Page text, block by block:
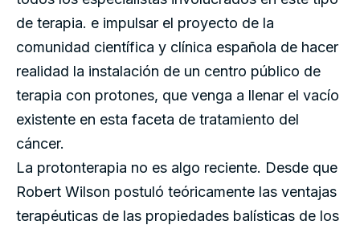
de terapia. e impulsar el proyecto de la
comunidad científica y clínica española de hacer
realidad la instalación de un centro público de
terapia con protones, que venga a llenar el vacío
existente en esta faceta de tratamiento del
cáncer.
La protonterapia no es algo reciente. Desde que
Robert Wilson postuló teóricamente las ventajas
terapéuticas de las propiedades balísticas de los